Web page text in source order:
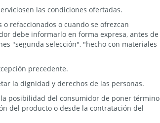
las condiciones ofertadas.
refaccionados o cuando se ofrezcan
debe informarlo en forma expresa, antes de
"segunda selección", "hecho con materiales
precedente.
la dignidad y derechos de las personas.
posibilidad del consumidor de poner término
del producto o desde la contratación del